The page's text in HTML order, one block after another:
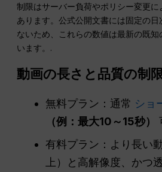
制限はサーバー負荷やポリシー変更
あります。公式公開文書には固定の
ないため、これらの数値は最新の既知
います。.
動画の長さと品質の制
無料プラン：通常 ショ
（例：最大10～15秒）
有料プラン：より長い
上）と高解像度、かつ